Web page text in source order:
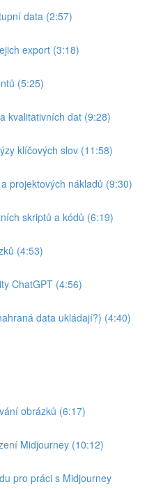
data (2:57)
export (3:18)
(5:25)
kvalitativních dat (9:28)
klíčových slov (11:58)
projektových nákladů (9:30)
skriptů a kódů (6:19)
(4:53)
ChatGPT (4:56)
data ukládají?) (4:40)
obrázků (6:17)
Midjourney (10:12)
pro práci s Midjourney